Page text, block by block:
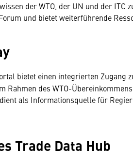
der WTO, der UN und der
und bietet weiterführende
bietet einen integrierten Zugang
Rahmen des WTO-
dient als Informationsquelle für
Trade Data Hub